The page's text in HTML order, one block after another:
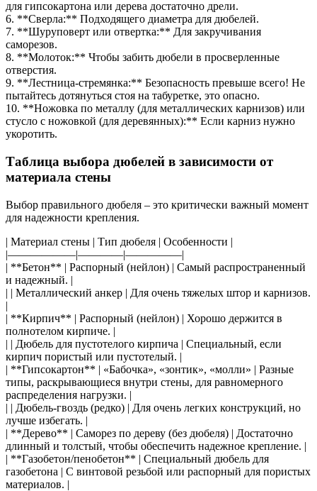
для гипсокартона или дерева достаточно дрели.
6. **Сверла:** Подходящего диаметра для дюбелей.
7. **Шуруповерт или отвертка:** Для закручивания
саморезов.
8. **Молоток:** Чтобы забить дюбели в просверленные
отверстия.
9. **Лестница-стремянка:** Безопасность превыше всего! Не
пытайтесь дотянуться стоя на табуретке, это опасно.
10. **Ножовка по металлу (для металлических карнизов) или
стусло с ножовкой (для деревянных):** Если карниз нужно
укоротить.
Таблица выбора дюбелей в зависимости от
материала стены
Выбор правильного дюбеля – это критически важный момент
для надежности крепления.
| Материал стены | Тип дюбеля | Особенности |
|——————|————|—————|
| **Бетон** | Распорный (нейлон) | Самый распространенный
и надежный. |
| | Металлический анкер | Для очень тяжелых штор и карнизов.
|
| **Кирпич** | Распорный (нейлон) | Хорошо держится в
полнотелом кирпиче. |
| | Дюбель для пустотелого кирпича | Специальный, если
кирпич пористый или пустотелый. |
| **Гипсокартон** | «Бабочка», «зонтик», «молли» | Разные
типы, раскрывающиеся внутри стены, для равномерного
распределения нагрузки. |
| | Дюбель-гвоздь (редко) | Для очень легких конструкций, но
лучше избегать. |
| **Дерево** | Саморез по дереву (без дюбеля) | Достаточно
длинный и толстый, чтобы обеспечить надежное крепление. |
| **Газобетон/пенобетон** | Специальный дюбель для
газобетона | С винтовой резьбой или распорный для пористых
материалов. |